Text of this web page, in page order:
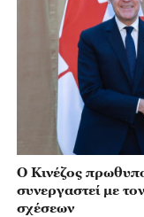
Ο Κινέζος
συνεργαστεί με
σχέσεων